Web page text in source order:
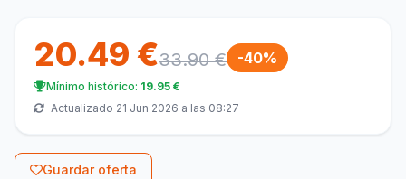
20.49 €33.90 € -40%
Mínimo histórico: 19.95 €
Actualizado 21 Jun 2026 a las 08:27
Guardar oferta